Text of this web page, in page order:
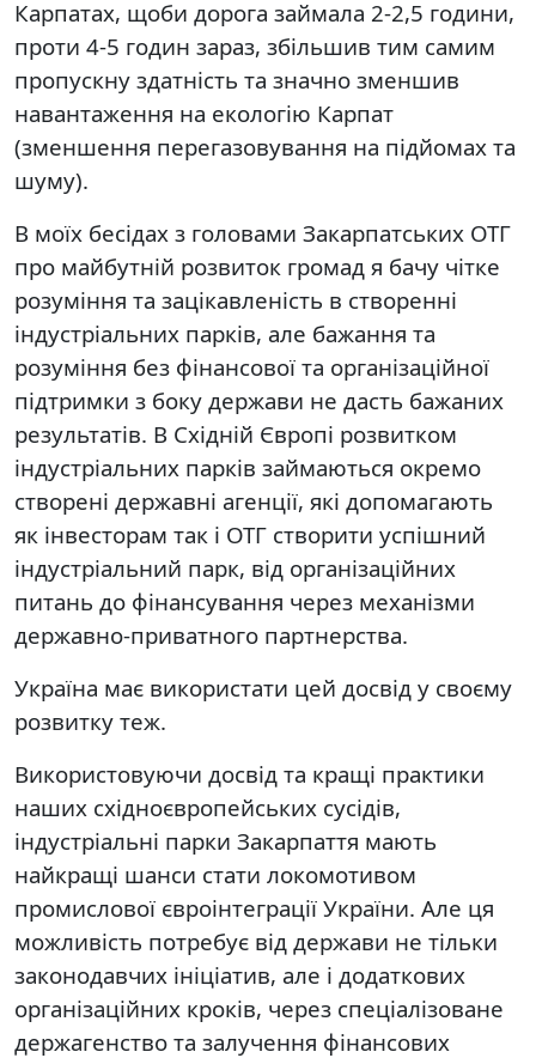
Карпатах, щоби дорога займала 2-2,5 години,
проти 4-5 годин зараз, збільшив тим самим
пропускну здатність та значно зменшив
навантаження на екологію Карпат
(зменшення перегазовування на підйомах та
шуму).
В моїх бесідах з головами Закарпатських ОТГ
про майбутній розвиток громад я бачу чітке
розуміння та зацікавленість в створенні
індустріальних парків, але бажання та
розуміння без фінансової та організаційної
підтримки з боку держави не дасть бажаних
результатів. В Східній Європі розвитком
індустріальних парків займаються окремо
створені державні агенції, які допомагають
як інвесторам так і ОТГ створити успішний
індустріальний парк, від організаційних
питань до фінансування через механізми
державно-приватного партнерства.
Україна має використати цей досвід у своєму
розвитку теж.
Використовуючи досвід та кращі практики
наших східноєвропейських сусідів,
індустріальні парки Закарпаття мають
найкращі шанси стати локомотивом
промислової євроінтеграції України. Але ця
можливість потребує від держави не тільки
законодавчих ініціатив, але і додаткових
організаційних кроків, через спеціалізоване
держагенство та залучення фінансових